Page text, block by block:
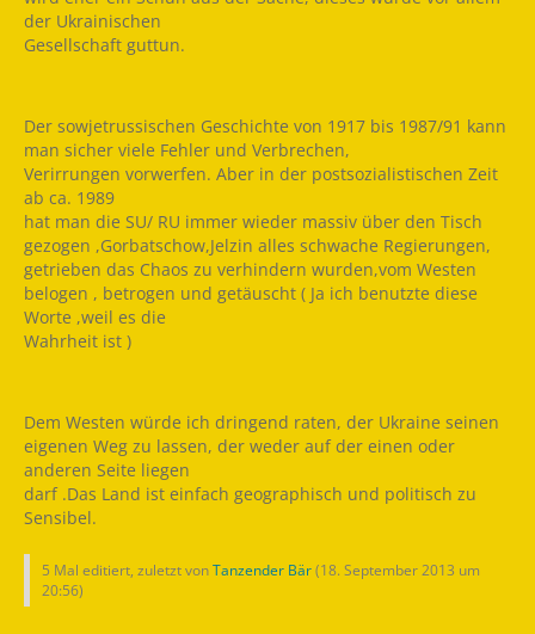
der Ukrainischen
Gesellschaft guttun.
Der sowjetrussischen Geschichte von 1917 bis 1987/91 kann
man sicher viele Fehler und Verbrechen,
Verirrungen vorwerfen. Aber in der postsozialistischen Zeit
ab ca. 1989
hat man die SU/ RU immer wieder massiv über den Tisch
gezogen ,Gorbatschow,Jelzin alles schwache Regierungen,
getrieben das Chaos zu verhindern wurden,vom Westen
belogen , betrogen und getäuscht ( Ja ich benutzte diese
Worte ,weil es die
Wahrheit ist )
Dem Westen würde ich dringend raten, der Ukraine seinen
eigenen Weg zu lassen, der weder auf der einen oder
anderen Seite liegen
darf .Das Land ist einfach geographisch und politisch zu
Sensibel.
5 Mal editiert, zuletzt vonTanzender Bär(18. September 2013 um
20:56)